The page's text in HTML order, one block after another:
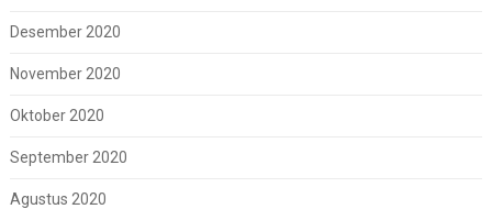
Desember 2020
November 2020
Oktober 2020
September 2020
Agustus 2020